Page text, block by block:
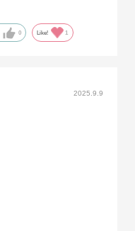
0 Like! 1
2025.9.9